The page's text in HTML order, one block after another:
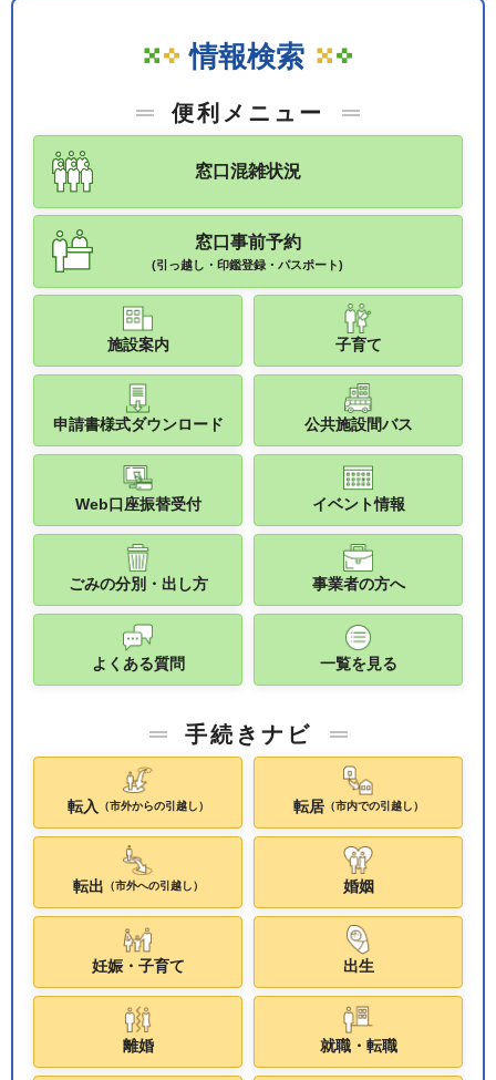
情報検索
便利メニュー
窓口混雑状況
窓口事前予約
(引っ越し・印鑑登録・パスポート)
施設案内 子育て
申請書様式ダウンロード 公共施設間バス
Web口座振替受付 イベント情報
ごみの分別・出し方 事業者の方へ
よくある質問 一覧を見る
手続きナビ
転入 （市外からの引越し） 転居（市内での引越し）
転出 （市外への引越し） 婚姻
妊娠・子育て 出生
離婚 就職・転職